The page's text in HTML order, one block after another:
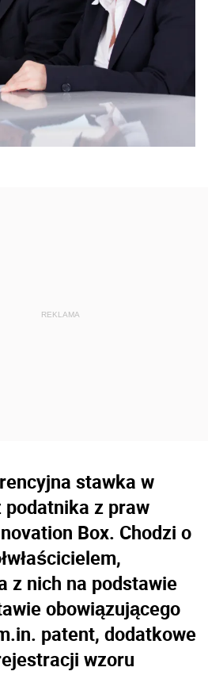
stawka w
podatnika z praw
Box. Chodzi o
z nich na podstawie
obowiązującego
patent, dodatkowe
wzoru